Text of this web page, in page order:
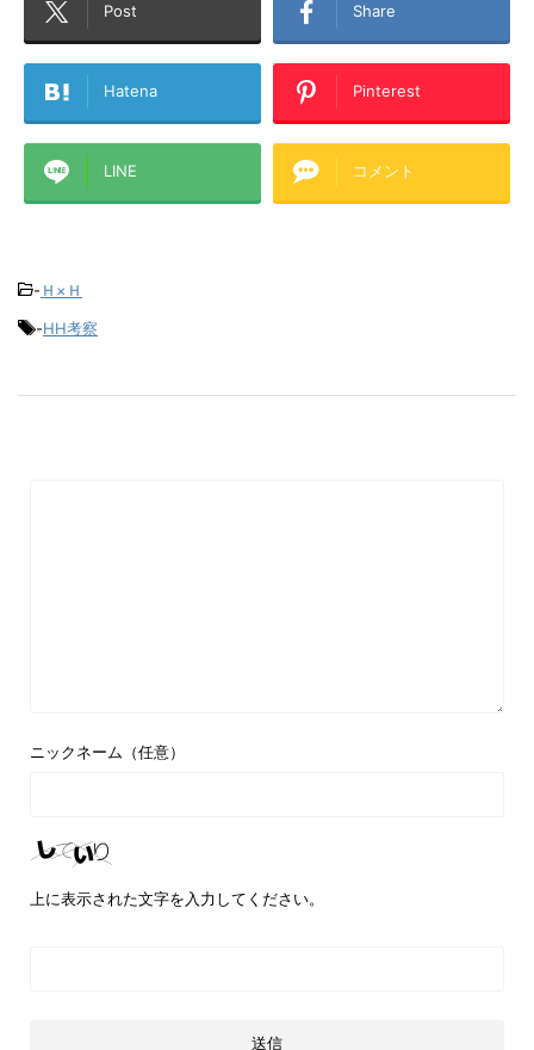
Post Share
Hatena Pinterest
LINE コメント
- Ｈ×Ｈ
-HH考察
ニックネーム（任意）
上に表示された文字を入力してください。